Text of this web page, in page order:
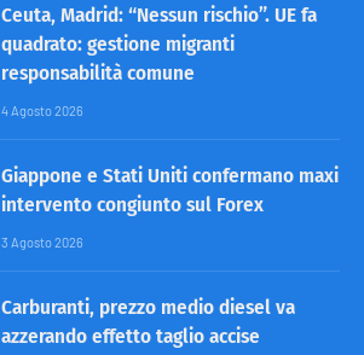
Ceuta, Madrid: “Nessun rischio”. UE fa
quadrato: gestione migranti
responsabilità comune
4 Agosto 2026
Giappone e Stati Uniti confermano maxi
intervento congiunto sul Forex
3 Agosto 2026
Carburanti, prezzo medio diesel va
azzerando effetto taglio accise